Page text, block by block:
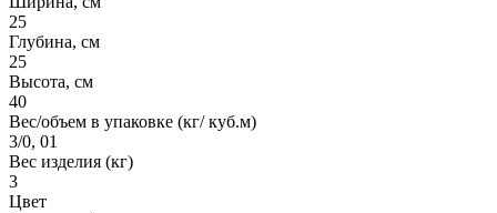
25
Глубина, см
25
Высота, см
40
Вес/объем в упаковке (кг/ куб.м)
3/0, 01
Вес изделия (кг)
3
Цвет